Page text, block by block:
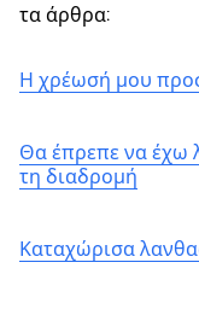
τα άρθρα:
Η χρέωσή μου
Θα έπρεπε να έχω
τη διαδρομή
Καταχώρισα